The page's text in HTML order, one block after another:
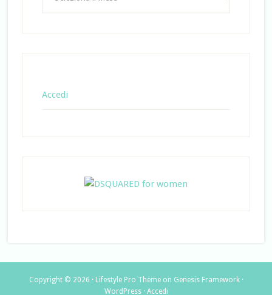
Accedi
Copyright © 2026 · Lifestyle Pro Themeon Genesis Framework·
WordPress· Accedi